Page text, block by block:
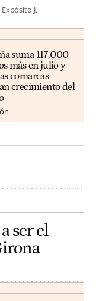
J.
suma 117.000
más en julio y
comarcas
crecimiento del
ser el